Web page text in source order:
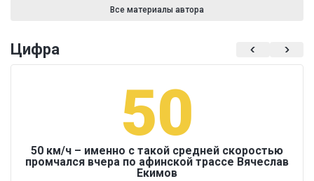
Все материалы автора
Цифра
50
50 км/ч – именно с такой средней скоростью
промчался вчера по афинской трассе Вячеслав
Екимов